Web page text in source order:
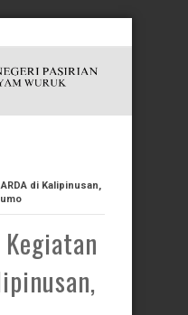
di Kalipinusan,